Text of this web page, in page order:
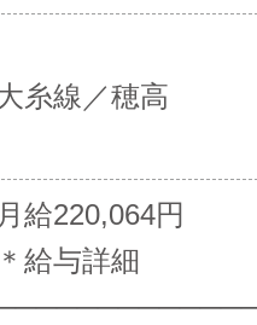
糸線／穂高
月給220,064円
＊給与詳細